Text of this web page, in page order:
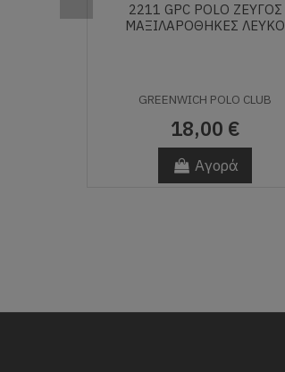
2211 GPC POLO ΖΕΥΓΟΣ
ΜΑΞΙΛΑΡΟΘΗΚΕΣ ΛΕΥΚΟ
GREENWICH POLO CLUB
18,00 €
Αγορά